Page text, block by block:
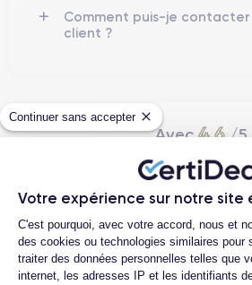
Continuer sans accepter
Votre expérience sur notre site
Plateforme de Gestion
C'est pourquoi, avec votre accord, nous et
des cookies ou technologies similaires pour
traiter des données personnelles telles que
internet, les adresses IP et les identifiants
Comment puis-je contacter
client ?
Avec4.6/5
Certideal est en tête
4.6/5
Excellent